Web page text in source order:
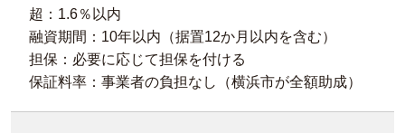
超：1.6％以内
融資期間：10年以内（据置12か月以内を含む）
担保：必要に応じて担保を付ける
保証料率：事業者の負担なし（横浜市が全額助成）